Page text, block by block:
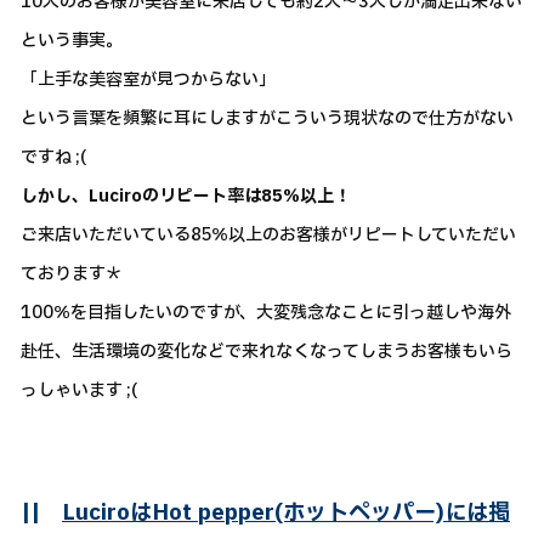
という事実。
「上手な美容室が見つからない」
という言葉を頻繁に耳にしますがこういう現状なので仕方がない
ですね ;(
しかし、Luciroのリピート率は85％以上！
ご来店いただいている85％以上のお客様がリピートしていただい
ております＊
100％を目指したいのですが、大変残念なことに引っ越しや海外
赴任、生活環境の変化などで来れなくなってしまうお客様もいら
っしゃいます ;(
|| LuciroはHot pepper(ホットペッパー)には掲